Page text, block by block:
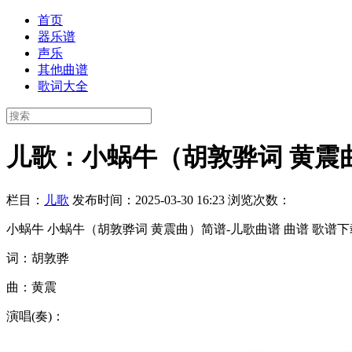
首页
器乐谱
声乐
其他曲谱
歌词大全
儿歌：小蜗牛（胡敦骅词 黄震
栏目： 儿歌 发布时间：2025-03-30 16:23 浏览次数：
小蜗牛 小蜗牛（胡敦骅词 黄震曲）简谱-儿歌曲谱 曲谱 歌谱下
词：胡敦骅
曲：黄震
演唱(奏)：